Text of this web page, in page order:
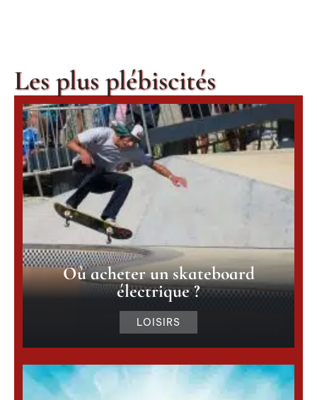
Les plus plébiscités
Où acheter un skateboard
électrique ?
LOISIRS